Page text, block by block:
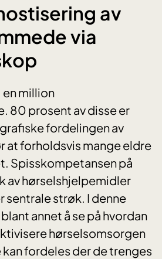
av
via
en million
80 prosent av disse er
fordelingen av
at forholdsvis mange eldre
Spisskompetansen på
av hørselshjelpemidler
sentrale strøk. I denne
annet å se på hvordan
hørselsomsorgen
kan fordeles der de trenges